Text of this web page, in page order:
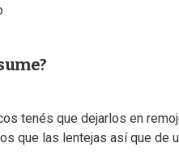
tenés que dejarlos en
que las lentejas así que de